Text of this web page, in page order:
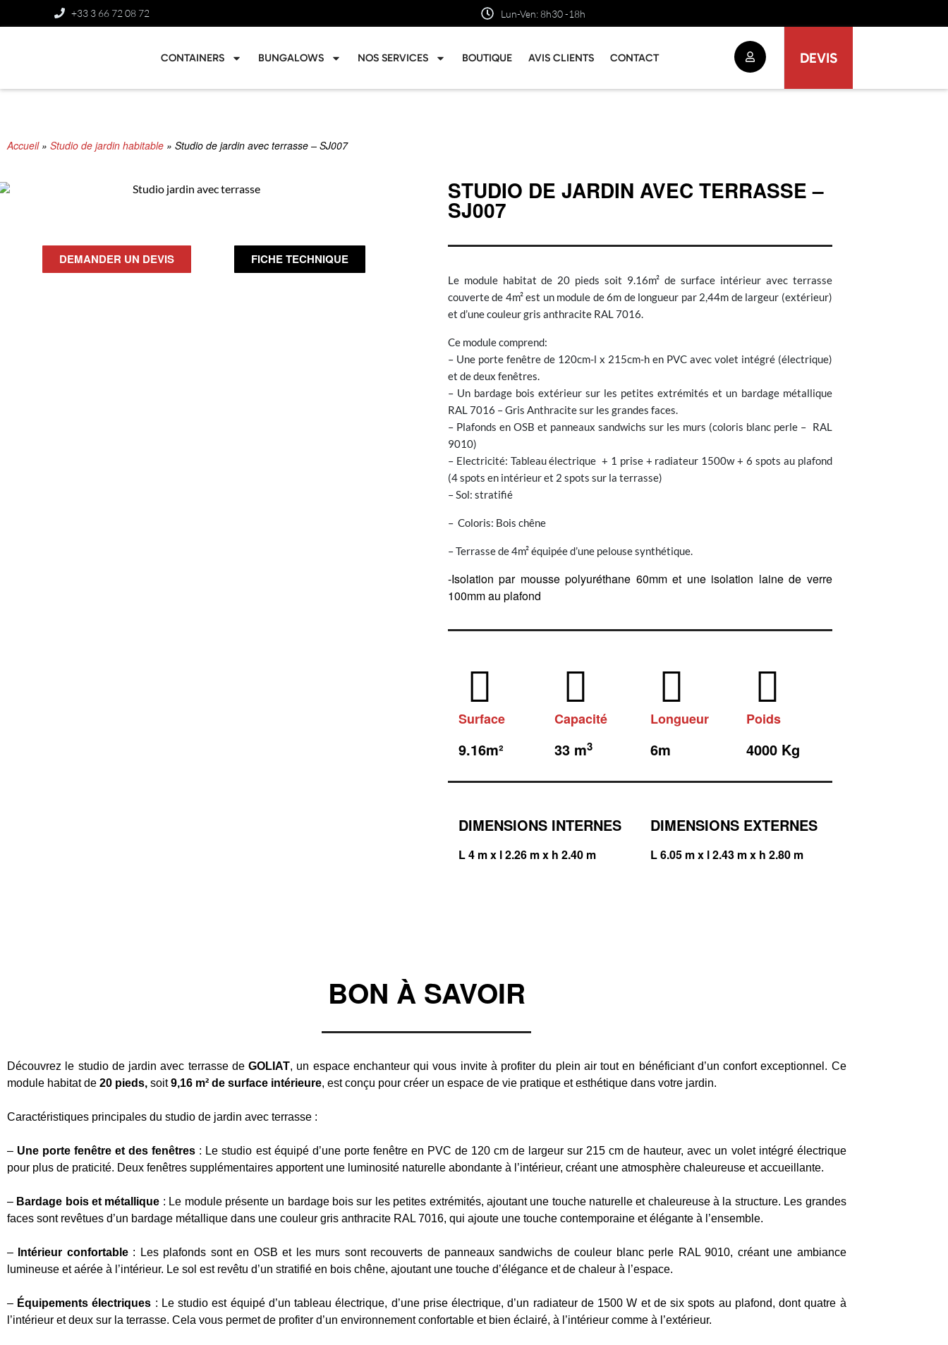
+33 3 66 72 08 72 Lun-Ven: 8h30 -18h
CONTAINERS BUNGALOWS NOS SERVICES BOUTIQUE AVIS CLIENTS CONTACT DEVIS
Accueil» Studio de jardin habitable » Studio de jardin avec terrasse – SJ007
DEMANDER UN DEVIS FICHE TECHNIQUE
STUDIO DE JARDIN AVEC TERRASSE –
SJ007
Le module habitat de 20 pieds soit 9.16m² de surface intérieur avec terrasse
couverte de 4m² est un module de 6m de longueur par 2,44m de largeur (extérieur)
et d’une couleur gris anthracite RAL 7016.
Ce module comprend:
– Une porte fenêtre de 120cm-l x 215cm-h en PVC avec volet intégré (électrique)
et de deux fenêtres.
– Un bardage bois extérieur sur les petites extrémités et un bardage métallique
RAL 7016 – Gris Anthracite sur les grandes faces.
– Plafonds en OSB et panneaux sandwichs sur les murs (coloris blanc perle – RAL
9010)
– Electricité: Tableau électrique + 1 prise + radiateur 1500w + 6 spots au plafond
(4 spots en intérieur et 2 spots sur la terrasse)
– Sol: stratifié
– Coloris: Bois chêne
– Terrasse de 4m² équipée d’une pelouse synthétique.
-Isolation par mousse polyuréthane 60mm et une isolation laine de verre
100mm au plafond
Surface
9.16m²
Capacité
33 m3
Longueur
6m
Poids
4000 Kg
DIMENSIONS INTERNES
L 4 m x l 2.26 m x h 2.40 m
DIMENSIONS EXTERNES
L 6.05 m x l 2.43 m x h 2.80 m
BON À SAVOIR
Découvrez le studio de jardin avec terrasse deGOLIAT, un espace enchanteur qui vous invite à profiter du plein air tout en bénéficiant d’un confort exceptionnel. Ce
module habitat de 20 pieds, soit9,16 m² de surface intérieure, est conçu pour créer un espace de vie pratique et esthétique dans votre jardin.
Caractéristiques principales du studio de jardin avec terrasse :
– Une porte fenêtre et des fenêtres : Le studio est équipé d’une porte fenêtre en PVC de 120 cm de largeur sur 215 cm de hauteur, avec un volet intégré électrique
pour plus de praticité. Deux fenêtres supplémentaires apportent une luminosité naturelle abondante à l’intérieur, créant une atmosphère chaleureuse et accueillante.
– Bardage bois et métallique : Le module présente un bardage bois sur les petites extrémités, ajoutant une touche naturelle et chaleureuse à la structure. Les grandes
faces sont revêtues d’un bardage métallique dans une couleur gris anthracite RAL 7016, qui ajoute une touche contemporaine et élégante à l’ensemble.
– Intérieur confortable: Les plafonds sont en OSB et les murs sont recouverts de panneaux sandwichs de couleur blanc perle RAL 9010, créant une ambiance
lumineuse et aérée à l’intérieur. Le sol est revêtu d’un stratifié en bois chêne, ajoutant une touche d’élégance et de chaleur à l’espace.
– Équipements électriques : Le studio est équipé d’un tableau électrique, d’une prise électrique, d’un radiateur de 1500 W et de six spots au plafond, dont quatre à
l’intérieur et deux sur la terrasse. Cela vous permet de profiter d’un environnement confortable et bien éclairé, à l’intérieur comme à l’extérieur.